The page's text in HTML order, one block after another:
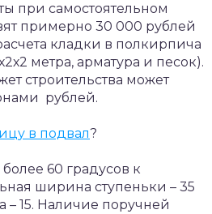
при самостоятельном
примерно 30 000 рублей
кладки в полкирпича
метра, арматура и песок).
строительства может
рублей.
в подвал?
60 градусов к
ширина ступеньки – 35
– 15. Наличие поручней